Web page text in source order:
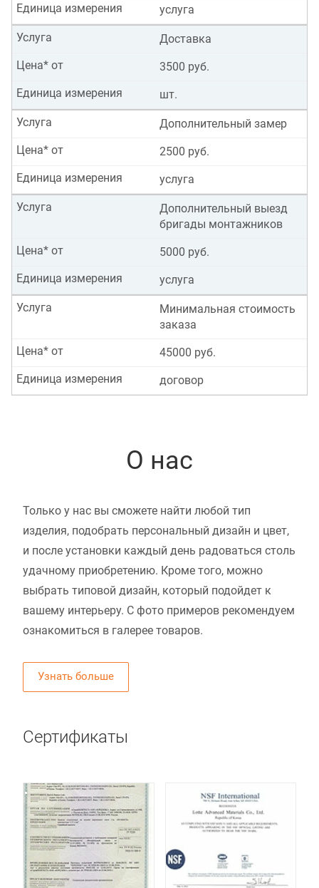
услуга
Единица измерения
Доставка
Услуга
3500 руб.
Цена* от
шт.
Единица измерения
Дополнительный замер
Услуга
2500 руб.
Цена* от
услуга
Единица измерения
Дополнительный выезд
бригады монтажников
Услуга
5000 руб.
Цена* от
услуга
Единица измерения
Минимальная стоимость
заказа
Услуга
45000 руб.
Цена* от
договор
Единица измерения
О нас
Только у нас вы сможете найти любой тип
изделия, подобрать персональный дизайн и цвет,
и после установки каждый день радоваться столь
удачному приобретению. Кроме того, можно
выбрать типовой дизайн, который подойдет к
вашему интерьеру. С фото примеров рекомендуем
ознакомиться в галерее товаров.
Узнать больше
Сертификаты